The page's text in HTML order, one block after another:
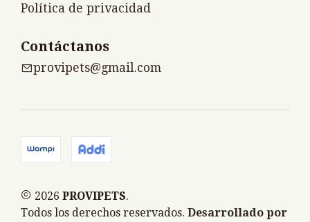
Política de privacidad
Contáctanos
provipets@gmail.com
2026 PROVIPETS.
Todos los derechos reservados. Desarrollado por